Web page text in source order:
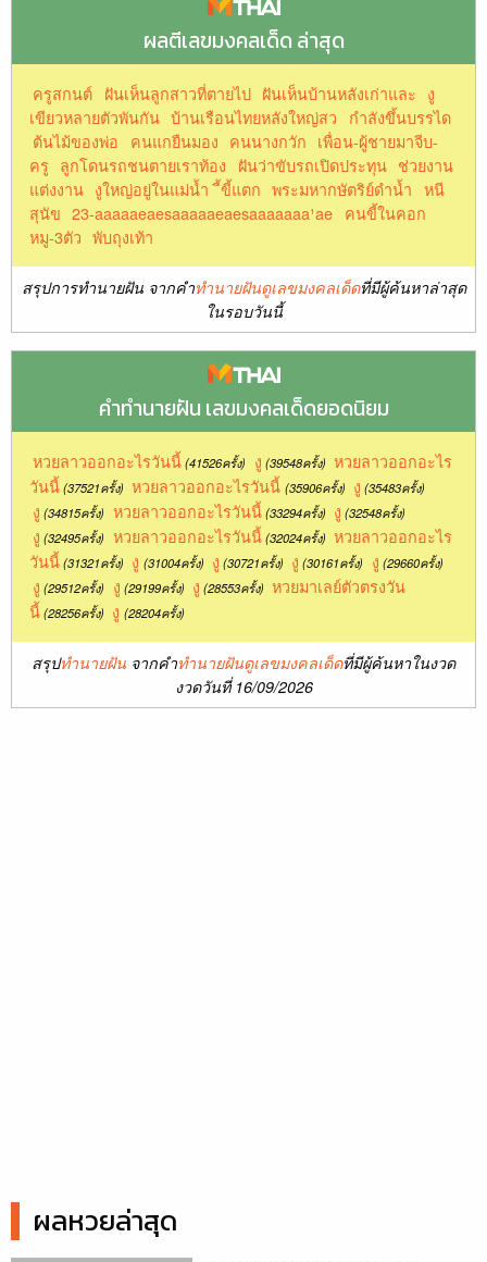
ผลตีเลขมงคลเด็ด ล่าสุด
ครูสกนต์ ฝันเห็นลูกสาวที่ตายไป ฝันเห็นบ้านหลังเก่าและ งู
เขียวหลายตัวพันกัน บ้านเรือนไทยหลังใหญ่สว
กำลังขึ้นบรรได
ต้นไม้ของพ่อ
คนแกยืนมอง คนนางกวัก เพื่อน-ผู้ชายมาจีบ-
ครู ลูกโดนรถชนตายเราท้อง ฝันว่าขับรถเปิดประทุน ช่วยงาน
แต่งงาน งูใหญ่อยู่ในแม่น้ำ ี้ขี้แตก พระมหากษัตริย์ดำน้ำ หนี
สุนัข 23-aaaaaeaesaaaaaeaesaaaaaaa¹ae คนขี้ในคอก
หมู-3ตัว พับถุงเท้า
สรุปการทำนายฝัน จากคำทำนายฝันดูเลขมงคลเด็ดที่มีผู้ค้นหาล่าสุด
ในรอบวันนี้
คำทำนายฝัน เลขมงคลเด็ดยอดนิยม
หวยลาวออกอะไรวันนี้ (41526ครั้ง) งู (39548ครั้ง) หวยลาวออกอะไร
วันนี้(37521ครั้ง) หวยลาวออกอะไรวันนี้ (35906ครั้ง) งู (35483ครั้ง)
งู (34815ครั้ง) หวยลาวออกอะไรวันนี้ (33294ครั้ง) งู (32548ครั้ง)
งู (32495ครั้ง) หวยลาวออกอะไรวันนี้ (32024ครั้ง) หวยลาวออกอะไร
วันนี้(31321ครั้ง) งู (31004ครั้ง) งู (30721ครั้ง) งู (30161ครั้ง) งู (29660ครั้ง)
งู (29512ครั้ง) งู (29199ครั้ง) งู (28553ครั้ง) หวยมาเลย์ตัวตรงวัน
นี้(28256ครั้ง) งู (28204ครั้ง)
สรุปทำนายฝัน จากคำทำนายฝันดูเลขมงคลเด็ดที่มีผู้ค้นหาในงวด
งวดวันที่ 16/09/2026
ผลหวยล่าสุด